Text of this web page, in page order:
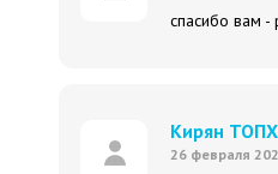
спасибо вам
Кирян
26 февраля